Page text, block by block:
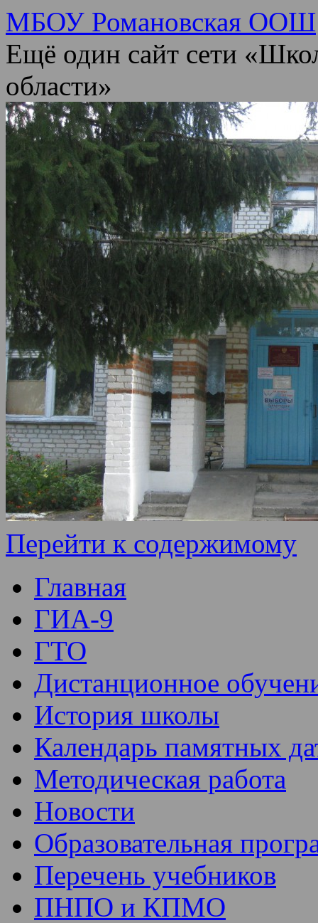
МБОУ Романовская ООШ
Ещё один сайт сети
области»
Перейти к содержимому
Главная
ГИА-9
ГТО
Дистанционное
История школы
Календарь памятных
Методическая работа
Новости
Образовательная
Перечень учебников
ПНПО и КПМО